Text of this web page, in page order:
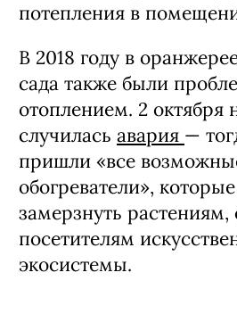
потепления в
В 2018 году в
сада также были
отоплением. 2 октября
случилась авария —
пришли «все
обогреватели»,
замерзнуть
посетителям
экосистемы.